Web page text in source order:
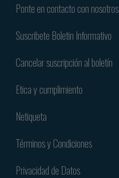
Ponte en contacto con nosotros
Suscribete Boletin Informativo
Cancelar suscripción al boletín
Etica y cumplimiento
Netiqueta
Términos y Condiciones
Privacidad de Datos